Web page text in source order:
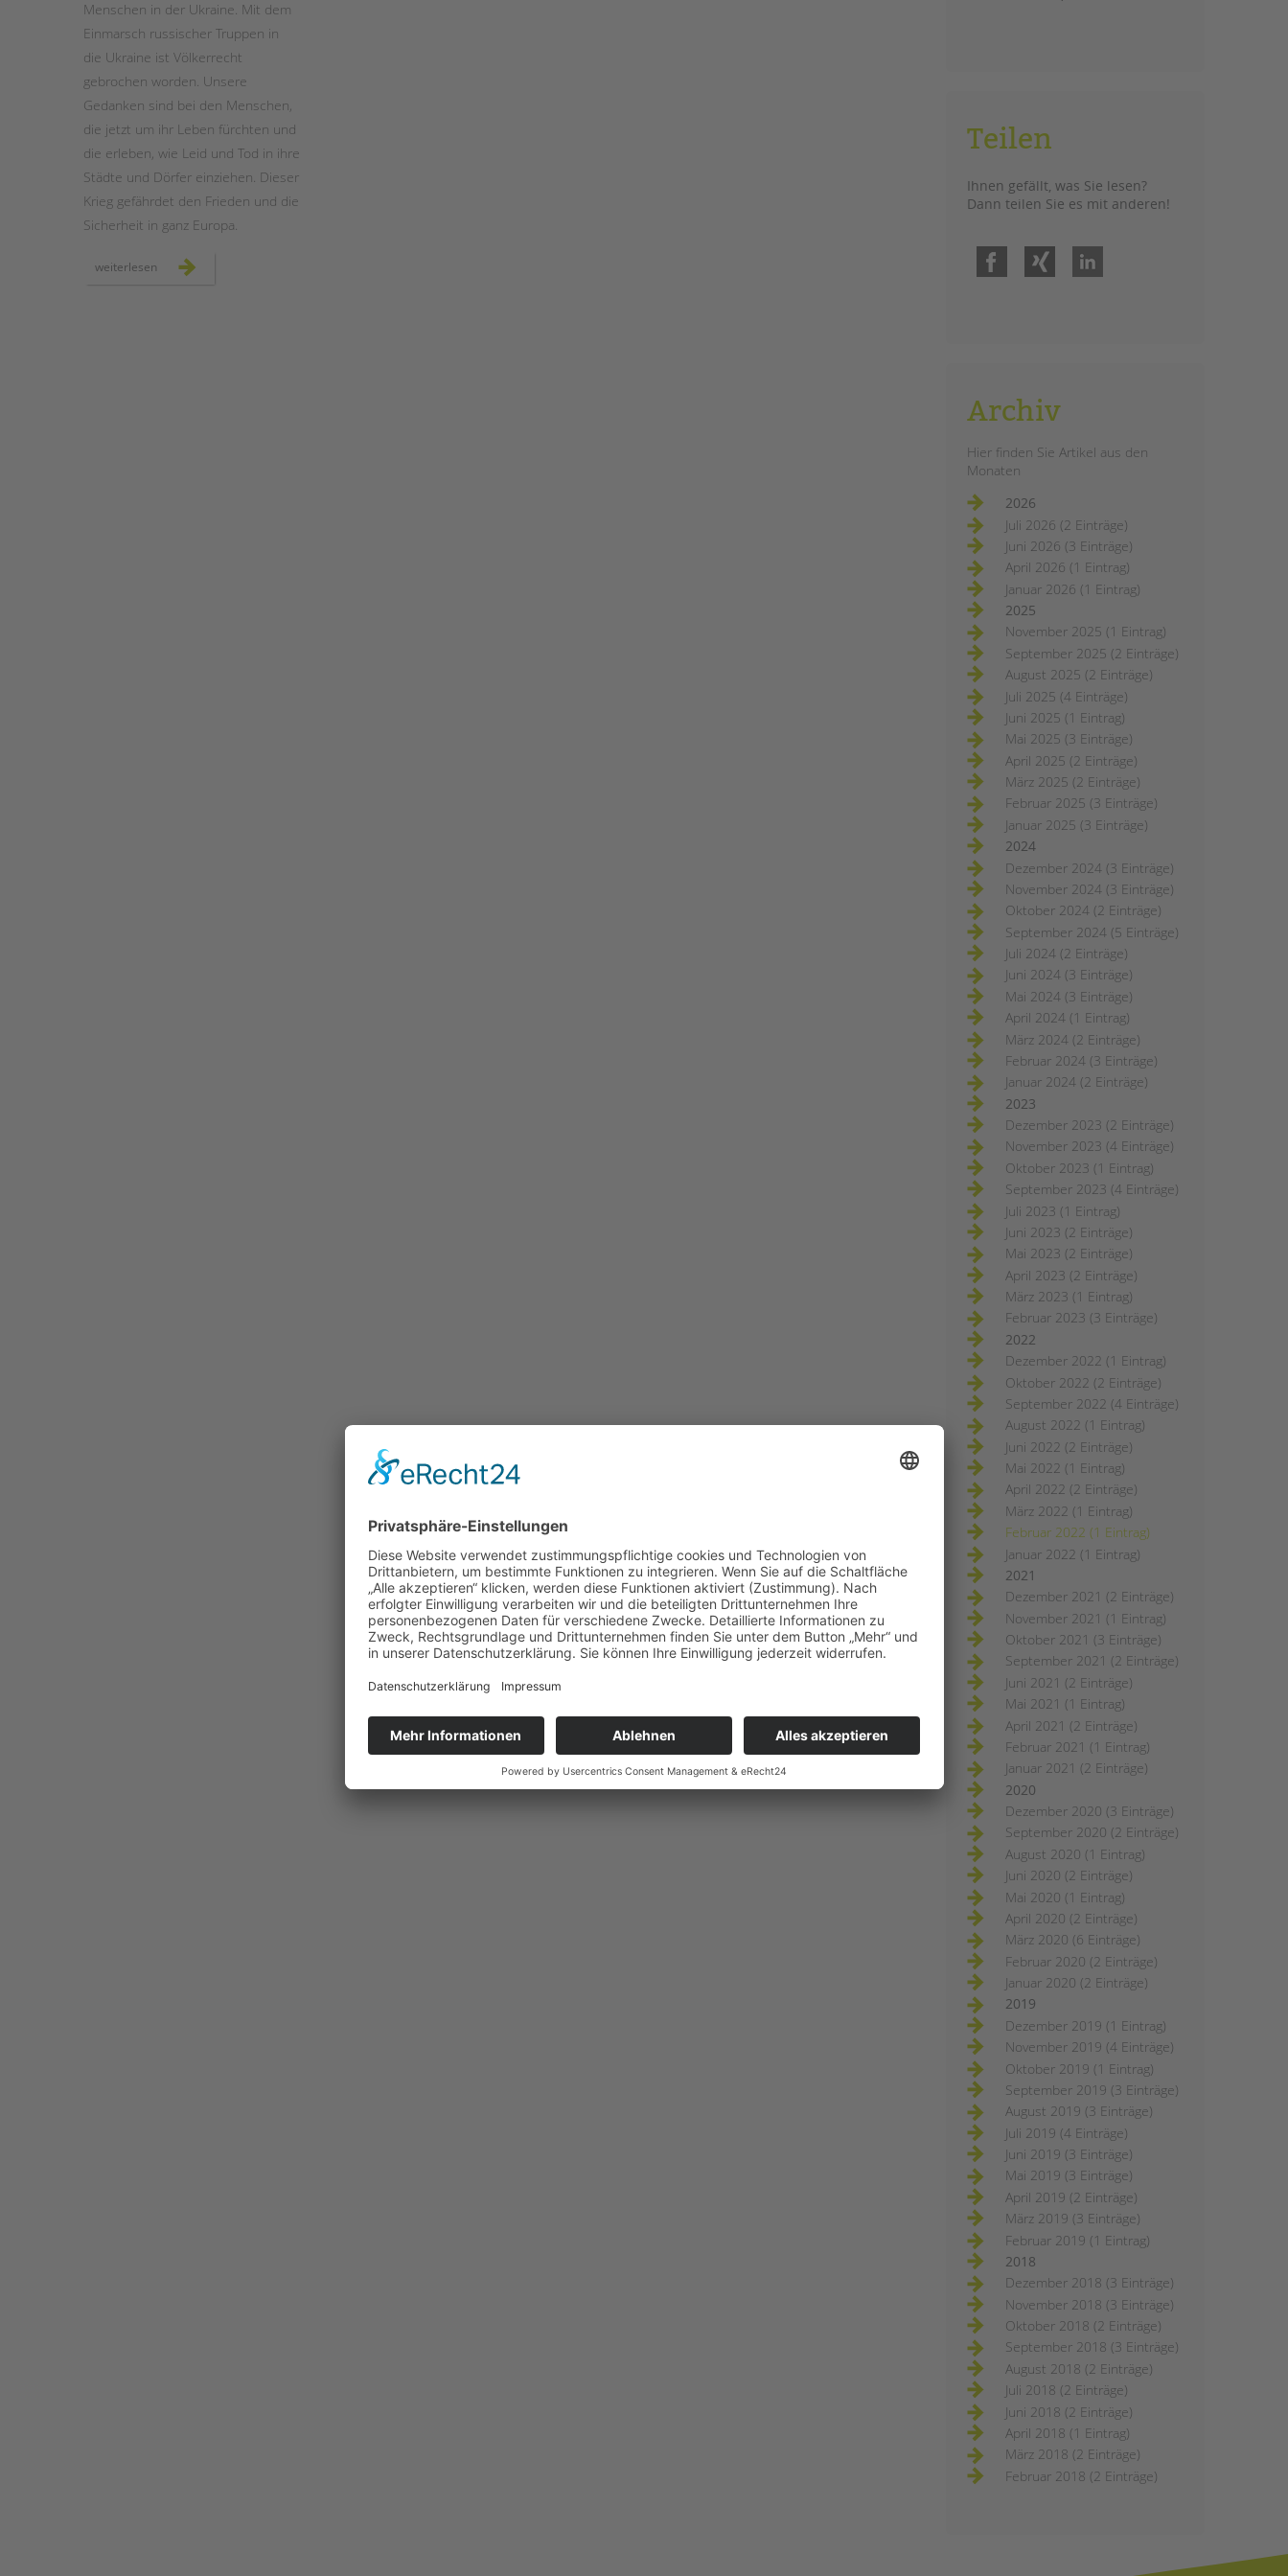
Menschen in der Ukraine. Mit dem
Einmarsch russischer Truppen in
die Ukraine ist Völkerrecht
gebrochen worden. Unsere
Gedanken sind bei den Menschen,
die jetzt um ihr Leben fürchten und
die erleben, wie Leid und Tod in ihre
Städte und Dörfer einziehen. Dieser
Krieg gefährdet den Frieden und die
Sicherheit in ganz Europa.
weiterlesen solidarität
Teilen
Ihnen gefällt, was Sie lesen?
Dann teilen Sie es mit anderen!
Facebook
Archiv
Hier finden Sie Artikel aus den
Monaten
2026
Juli 2026 (2 Einträge)
Juni 2026 (3 Einträge)
April 2026 (1 Eintrag)
Januar 2026 (1 Eintrag)
2025
November 2025 (1 Eintrag)
September 2025 (2 Einträge)
August 2025 (2 Einträge)
Juli 2025 (4 Einträge)
Juni 2025 (1 Eintrag)
Mai 2025 (3 Einträge)
April 2025 (2 Einträge)
März 2025 (2 Einträge)
Februar 2025 (3 Einträge)
Januar 2025 (3 Einträge)
2024
Dezember 2024 (3 Einträge)
November 2024 (3 Einträge)
Oktober 2024 (2 Einträge)
September 2024 (5 Einträge)
Juli 2024 (2 Einträge)
Juni 2024 (3 Einträge)
Mai 2024 (3 Einträge)
April 2024 (1 Eintrag)
März 2024 (2 Einträge)
Februar 2024 (3 Einträge)
Januar 2024 (2 Einträge)
2023
Dezember 2023 (2 Einträge)
November 2023 (4 Einträge)
Oktober 2023 (1 Eintrag)
September 2023 (4 Einträge)
Juli 2023 (1 Eintrag)
Juni 2023 (2 Einträge)
Mai 2023 (2 Einträge)
April 2023 (2 Einträge)
März 2023 (1 Eintrag)
Februar 2023 (3 Einträge)
2022
Dezember 2022 (1 Eintrag)
Oktober 2022 (2 Einträge)
September 2022 (4 Einträge)
August 2022 (1 Eintrag)
Juni 2022 (2 Einträge)
Mai 2022 (1 Eintrag)
April 2022 (2 Einträge)
März 2022 (1 Eintrag)
Februar 2022 (1 Eintrag)
Januar 2022 (1 Eintrag)
2021
Dezember 2021 (2 Einträge)
November 2021 (1 Eintrag)
Oktober 2021 (3 Einträge)
September 2021 (2 Einträge)
Juni 2021 (2 Einträge)
Mai 2021 (1 Eintrag)
April 2021 (2 Einträge)
Februar 2021 (1 Eintrag)
Januar 2021 (2 Einträge)
2020
Dezember 2020 (3 Einträge)
September 2020 (2 Einträge)
August 2020 (1 Eintrag)
Juni 2020 (2 Einträge)
Mai 2020 (1 Eintrag)
April 2020 (2 Einträge)
März 2020 (6 Einträge)
Februar 2020 (2 Einträge)
Januar 2020 (2 Einträge)
2019
Dezember 2019 (1 Eintrag)
November 2019 (4 Einträge)
Oktober 2019 (1 Eintrag)
September 2019 (3 Einträge)
August 2019 (3 Einträge)
Juli 2019 (4 Einträge)
Juni 2019 (3 Einträge)
Mai 2019 (3 Einträge)
April 2019 (2 Einträge)
März 2019 (3 Einträge)
Februar 2019 (1 Eintrag)
2018
Dezember 2018 (3 Einträge)
November 2018 (3 Einträge)
Oktober 2018 (2 Einträge)
September 2018 (3 Einträge)
August 2018 (2 Einträge)
Juli 2018 (2 Einträge)
Juni 2018 (2 Einträge)
April 2018 (1 Eintrag)
März 2018 (2 Einträge)
Februar 2018 (2 Einträge)